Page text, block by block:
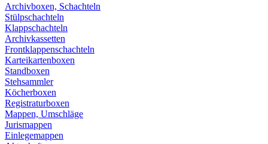
Archivboxen, Schachteln
Stülpschachteln
Klappschachteln
Archivkassetten
Frontklappenschachteln
Karteikartenboxen
Standboxen
Stehsammler
Köcherboxen
Registraturboxen
Mappen, Umschläge
Jurismappen
Einlegemappen